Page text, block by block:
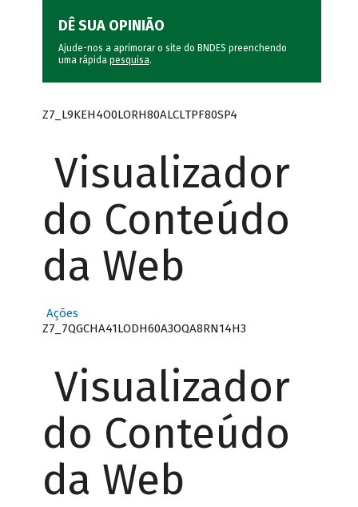
DÊ SUA OPINIÃO
Ajude-nos a aprimorar o site do BNDES preenchendo
uma rápida pesquisa.
Z7_L9KEH4O0LORH80ALCLTPF80SP4
Visualizador
do Conteúdo
da Web
Ações
Z7_7QGCHA41LODH60A3OQA8RN14H3
Visualizador
do Conteúdo
da Web